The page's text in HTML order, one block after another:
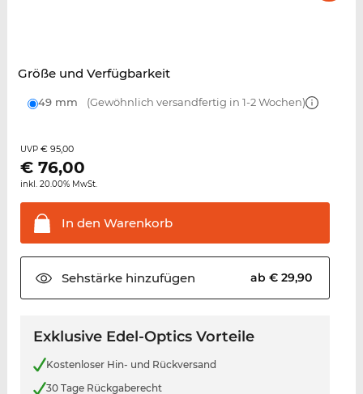
Größe und Verfügbarkeit
49 mm (Gewöhnlich versandfertig in 1-2 Wochen)
UVP € 95,00
€ 76,00
inkl. 20.00% MwSt.
In den Warenkorb
Sehstärkehinzufügen ab € 29,90
Exklusive Edel-Optics Vorteile
Kostenloser Hin- und Rückversand
30 Tage Rückgaberecht